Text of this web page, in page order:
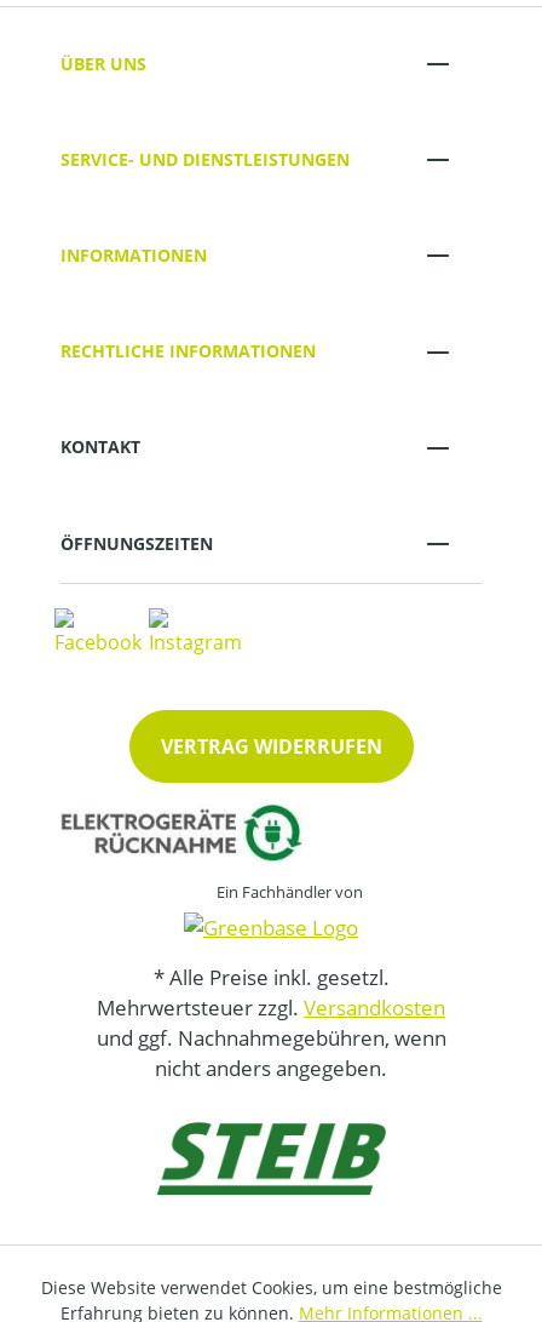
ÜBER UNS
SERVICE- UND DIENSTLEISTUNGEN
INFORMATIONEN
RECHTLICHE INFORMATIONEN
KONTAKT
ÖFFNUNGSZEITEN
VERTRAG WIDERRUFEN
Ein Fachhändler von
* Alle Preise inkl. gesetzl.
Mehrwertsteuer zzgl. Versandkosten
und ggf. Nachnahmegebühren, wenn
nicht anders angegeben.
Diese Website verwendet Cookies, um eine bestmögliche
Erfahrung bieten zu können. Mehr Informationen ...